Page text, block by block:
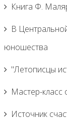
Книга Ф.
В
юношества
"Летописцы
Мастер-класс
Источник